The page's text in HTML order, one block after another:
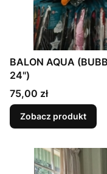
BALON AQUA
24")
Cena
75,00 zł
Zobacz produkt